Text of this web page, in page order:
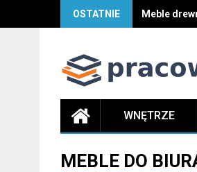
OSTATNIE Meble
WNĘTRZE
MEBLE DO